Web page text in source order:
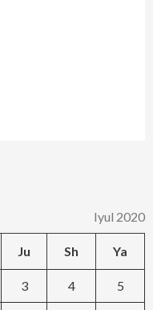
Iyul 2020
Ju Sh Ya
3 4 5